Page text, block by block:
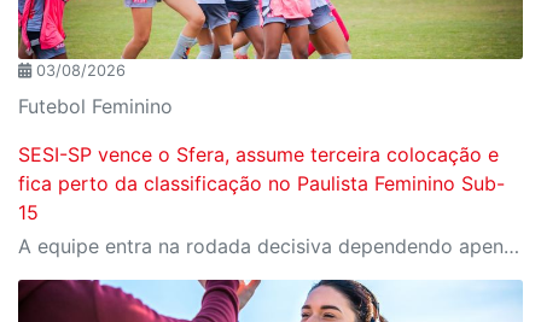
03/08/2026
Futebol Feminino
SESI-SP vence o Sfera, assume terceira colocação e
fica perto da classificação no Paulista Feminino Sub-
15
A equipe entra na rodada decisiva dependendo apenas de seus próprios resultados para avançar ao mata-mata